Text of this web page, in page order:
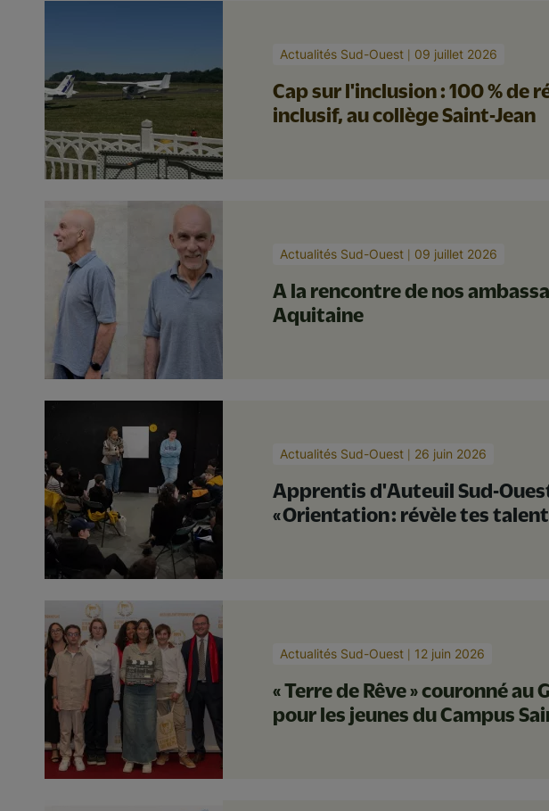
Actualités Sud-Ouest 09 juillet 2026
Cap sur l'inclusion : 100 % de
inclusif, au collège Saint-Jean
Actualités Sud-Ouest 09 juillet 2026
A la rencontre de nos
Aquitaine
Actualités Sud-Ouest 26 juin 2026
Apprentis d'Auteuil Sud-
« Orientation : révèle tes
Actualités Sud-Ouest 12 juin 2026
« Terre de Rêve » couronné
pour les jeunes du Campus